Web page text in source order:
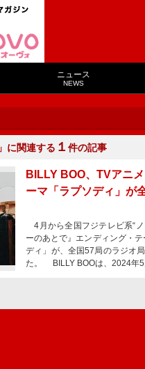
ニュース
NEWS
」に関連する １ 件の記事
BILLY BOO、TVアニ
ーマ「ラプソディ」が
4月から全国フジテレビ系“
ーのあとで』エンディング・
ディ」が、全国57局のラジオ
た。 BILLY BOOは、2024年5